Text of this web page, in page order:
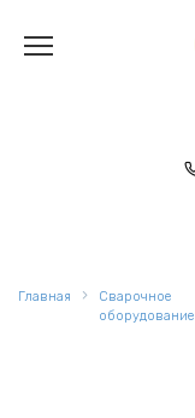
содержанию
Главная
Сварочное
оборудование